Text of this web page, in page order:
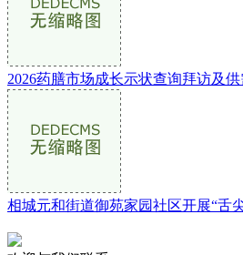
2026药膳市场成长示状查询拜访及
相城元和街道御苑家园社区开展“舌